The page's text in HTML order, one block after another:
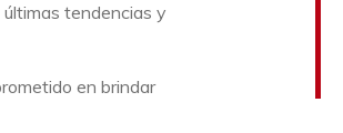
tendencias y
en brindar